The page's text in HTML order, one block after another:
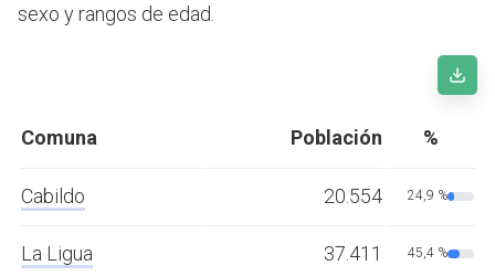
sexo y rangos de edad.
Comuna Población %
Cabildo 20.554 24,9 %
La Ligua 37.411 45,4 %